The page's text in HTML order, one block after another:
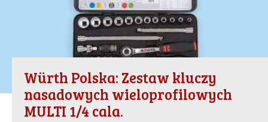
Würth Polska: Zestaw kluczy
nasadowych wieloprofilowych
MULTI 1/4 cala.